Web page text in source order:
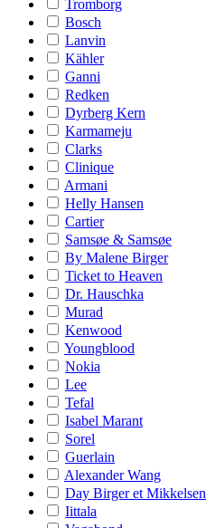
Tromborg
Bosch
Lanvin
Kähler
Ganni
Redken
Dyrberg Kern
Karmameju
Clarks
Clinique
Armani
Helly Hansen
Cartier
Samsøe & Samsøe
By Malene Birger
Ticket to Heaven
Dr. Hauschka
Murad
Kenwood
Youngblood
Nokia
Lee
Tefal
Isabel Marant
Sorel
Guerlain
Alexander Wang
Day Birger et Mikkelsen
Iittala